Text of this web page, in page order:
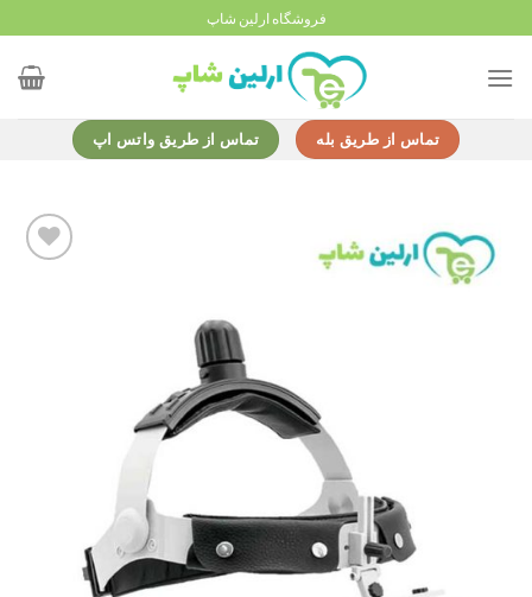
to
content
فروشگاه ارلین شاپ
تماس از طریق بله تماس از طریق واتس اپ